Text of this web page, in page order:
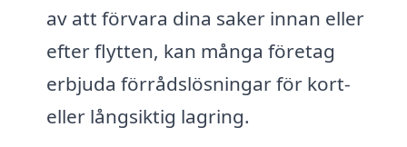
av att förvara dina saker innan eller
efter flytten, kan många företag
erbjuda förrådslösningar för kort-
eller långsiktig lagring.